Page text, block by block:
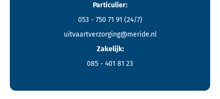
Particulier:
053 - 750 71 91 (24/7)
uitvaartverzorging@meride.nl
Zakelijk:
085 - 401 81 23